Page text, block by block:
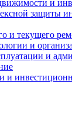
и
защиты
и текущего
и
и
и